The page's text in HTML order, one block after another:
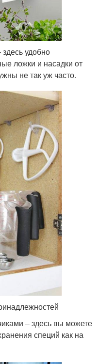
удобно
ложки и насадки от
не так уж часто.
– здесь вы можете
специй как на